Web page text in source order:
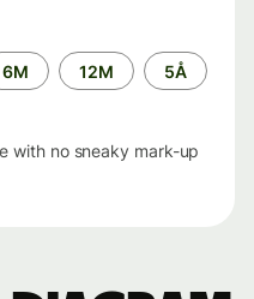
6M 12M 5Å
with no sneaky mark-up